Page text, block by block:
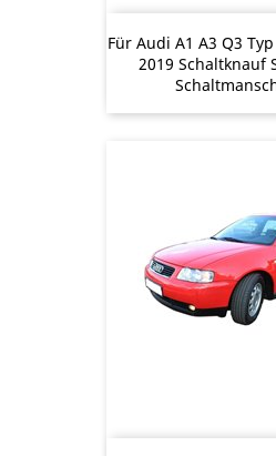
Für Audi A1 A3 Q3
2019 Schaltknauf